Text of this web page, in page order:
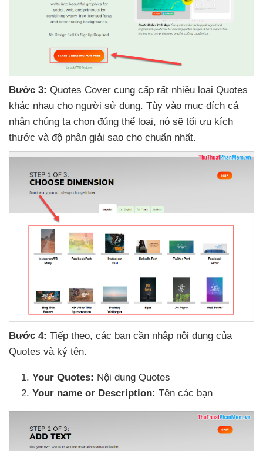
Bước 3: Quotes Cover cung cấp rất nhiều loại Quotes
khác nhau cho người sử dụng. Tùy vào mục đích cá
nhân chúng ta chọn đúng thể loại, nó sẽ tối ưu kích
thước và độ phân giải sao cho chuẩn nhất.
Bước 4: Tiếp theo, các bạn cần nhập nội dung của
Quotes và ký tên.
Your Quotes: Nội dung Quotes
Your name or Description: Tên các bạn